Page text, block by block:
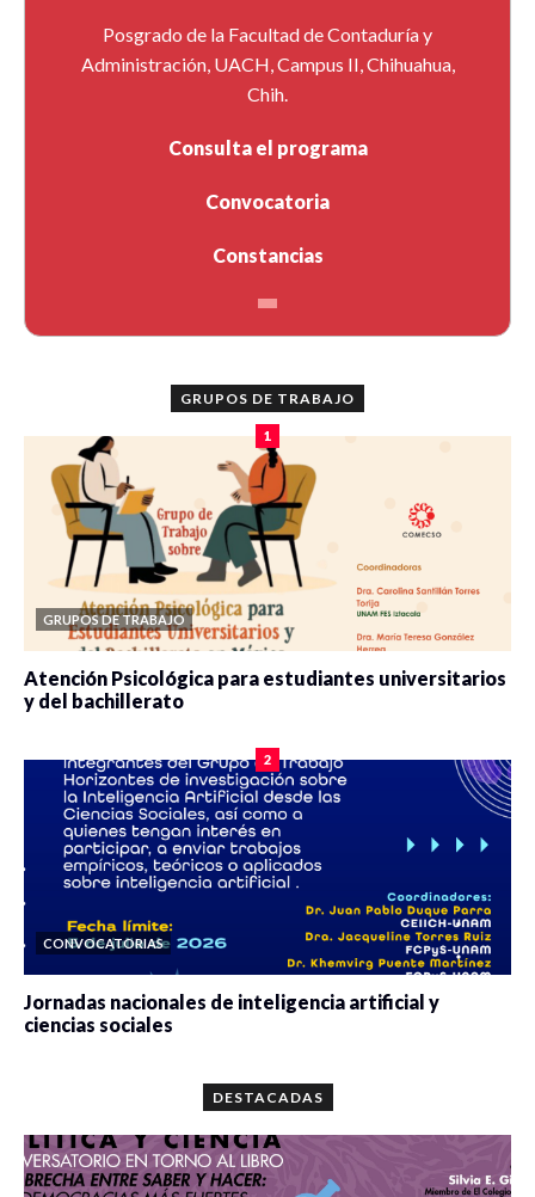
Posgrado de la Facultad de Contaduría y
Administración, UACH, Campus II, Chihuahua,
Chih.
Consulta el programa
Convocatoria
Constancias
GRUPOS DE TRABAJO
1
GRUPOS DE TRABAJO
Atención Psicológica para estudiantes universitarios
y del bachillerato
2
CONVOCATORIAS
Jornadas nacionales de inteligencia artificial y
ciencias sociales
DESTACADAS